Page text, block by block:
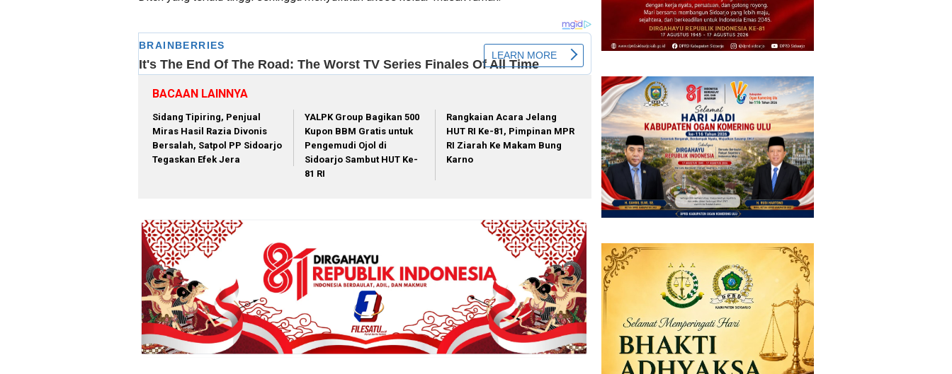
BACAAN LAINNYA
Sidang Tipiring, Penjual
Miras Hasil Razia Divonis
Bersalah, Satpol PP Sidoarjo
Tegaskan Efek Jera
YALPK Group Bagikan 500
Kupon BBM Gratis untuk
Pengemudi Ojol di
Sidoarjo Sambut HUT Ke-
81 RI
Rangkaian Acara Jelang
HUT RI Ke-81, Pimpinan MPR
RI Ziarah Ke Makam Bung
Karno